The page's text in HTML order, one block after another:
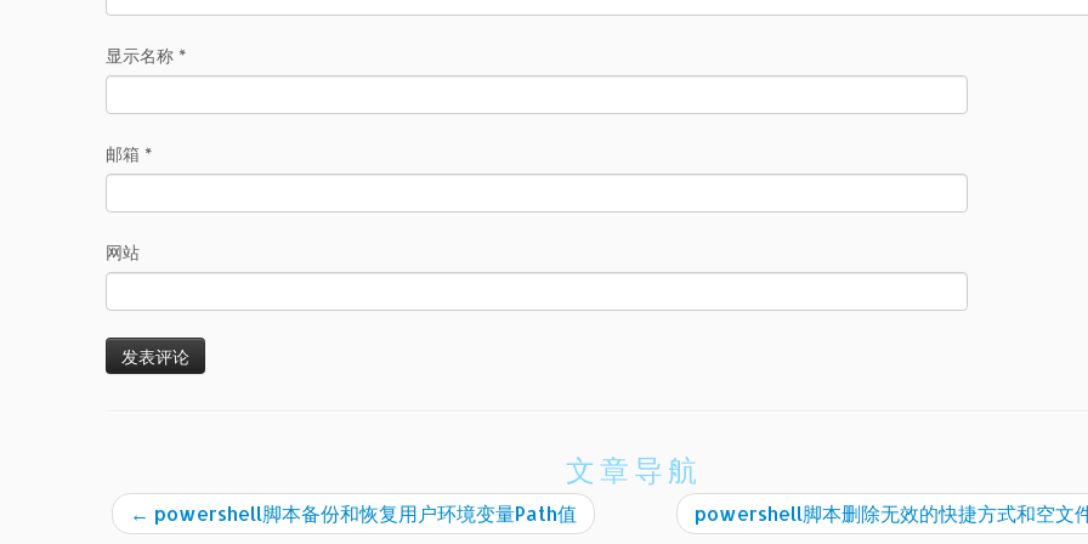
显示名称 *
邮箱 *
网站
文章导航
← powershell脚本备份和恢复用户环境变量Path值 powershell脚本删除无效的快捷方式和空文